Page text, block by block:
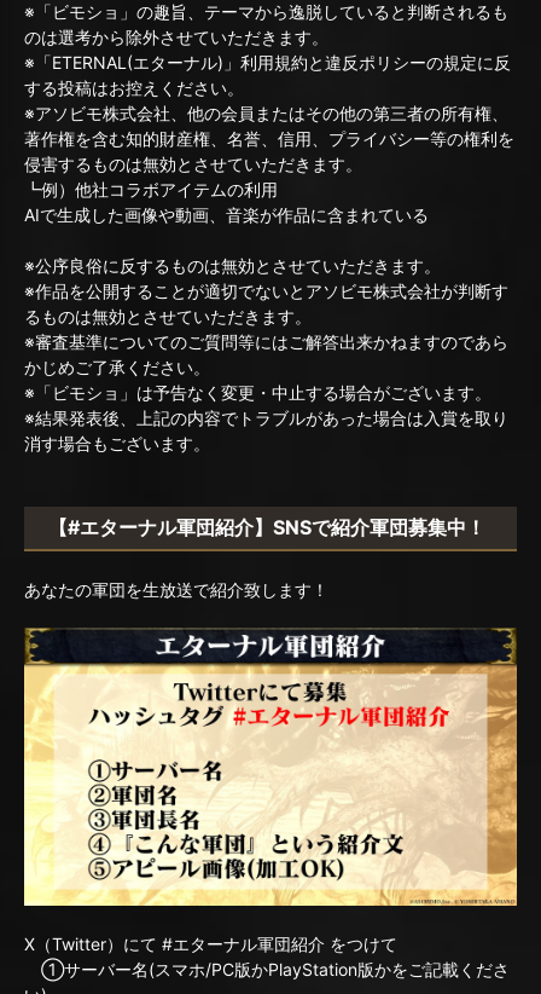
※「ビモショ」の趣旨、テーマから逸脱していると判断されるも
のは選考から除外させていただきます。
※「ETERNAL(エターナル)」利用規約と違反ポリシーの規定に反
する投稿はお控えください。
※アソビモ株式会社、他の会員またはその他の第三者の所有権、
著作権を含む知的財産権、名誉、信用、プライバシー等の権利を
侵害するものは無効とさせていただきます。
┗例）他社コラボアイテムの利用
AIで生成した画像や動画、音楽が作品に含まれている
※公序良俗に反するものは無効とさせていただきます。
※作品を公開することが適切でないとアソビモ株式会社が判断す
るものは無効とさせていただきます。
※審査基準についてのご質問等にはご解答出来かねますのであら
かじめご了承ください。
※「ビモショ」は予告なく変更・中止する場合がございます。
※結果発表後、上記の内容でトラブルがあった場合は入賞を取り
消す場合もございます。
【#エターナル軍団紹介】SNSで紹介軍団募集中！
あなたの軍団を生放送で紹介致します！
X（Twitter）にて #エターナル軍団紹介 をつけて
①サーバー名(スマホ/PC版かPlayStation版かをご記載くださ